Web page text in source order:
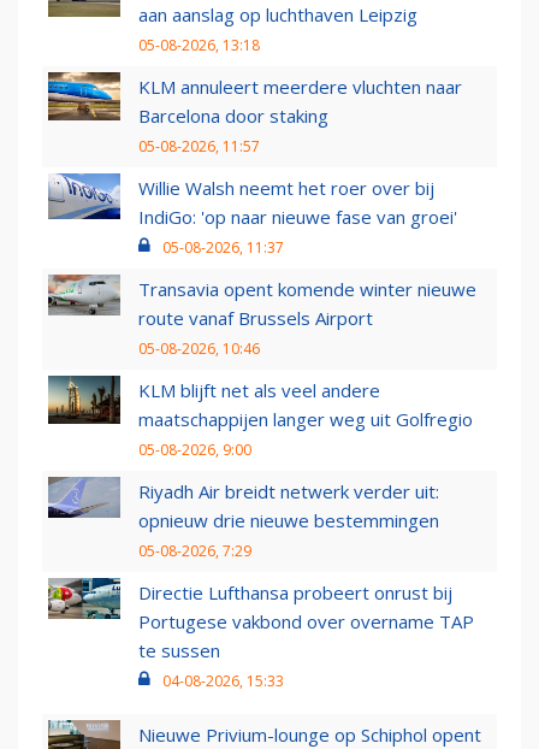
aan aanslag op luchthaven Leipzig
05-08-2026, 13:18
KLM annuleert meerdere vluchten naar
Barcelona door staking
05-08-2026, 11:57
Willie Walsh neemt het roer over bij
IndiGo: 'op naar nieuwe fase van groei'
05-08-2026, 11:37
Transavia opent komende winter nieuwe
route vanaf Brussels Airport
05-08-2026, 10:46
KLM blijft net als veel andere
maatschappijen langer weg uit Golfregio
05-08-2026, 9:00
Riyadh Air breidt netwerk verder uit:
opnieuw drie nieuwe bestemmingen
05-08-2026, 7:29
Directie Lufthansa probeert onrust bij
Portugese vakbond over overname TAP
te sussen
04-08-2026, 15:33
Nieuwe Privium-lounge op Schiphol opent